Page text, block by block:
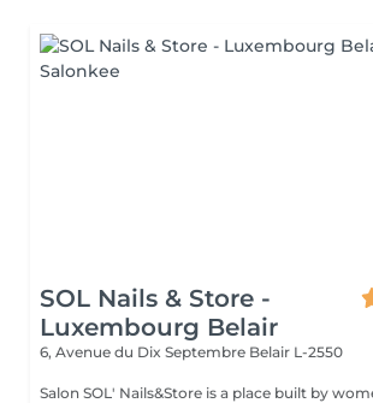
SOL Nails & Store -
Luxembourg Belair
6, Avenue du Dix Septembre Belair L-2550
Salon SOL' Nails&Store is a place built by